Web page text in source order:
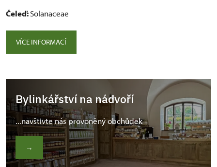
Čeleď:Solanaceae
VÍCE INFORMACÍ
Bylinkářství na nádvoří
...navštivte nás provoněný obchůdek
→